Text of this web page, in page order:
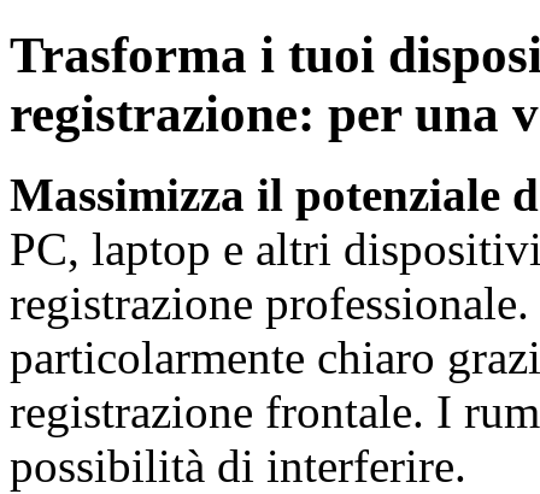
Trasforma i tuoi
registrazione: per una
Massimizza il potenziale
PC, laptop e altri
registrazione
particolarmente chiaro
registrazione frontale. I
possibilità di interferire.